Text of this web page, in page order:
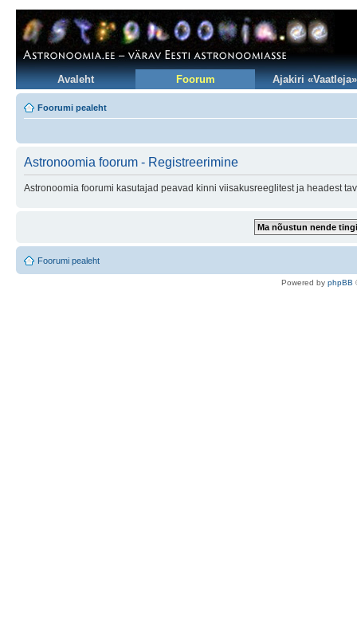
Avaleht Foorum Ajakiri «Vaatleja»
Foorumi pealeht
Astronoomia foorum - Registreerimine
Astronoomia foorumi kasutajad peavad kinni viisakusreeglitest ja headest
Foorumi pealeht
Powered by phpBB